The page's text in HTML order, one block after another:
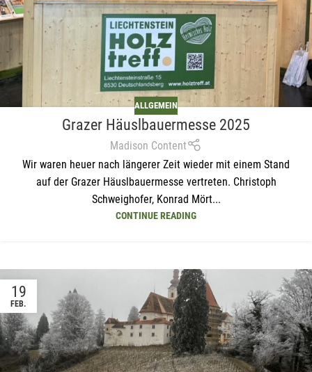
ALLGEMEIN
Grazer Häuslbauermesse 2025
Madison Content
Wir waren heuer nach längerer Zeit wieder mit einem Stand
auf der Grazer Häuslbauermesse vertreten. Christoph
Schweighofer, Konrad Mört...
CONTINUE READING
19
FEB.